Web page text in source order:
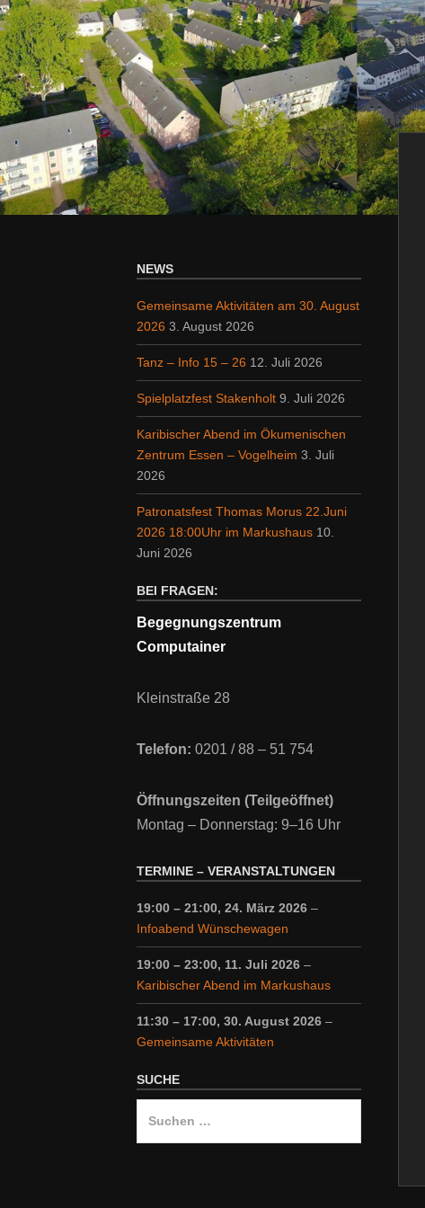
NEWS
Gemeinsame Aktivitäten am 30. August
2026 3. August 2026
Tanz – Info 15 – 26 12. Juli 2026
Spielplatzfest Stakenholt 9. Juli 2026
Karibischer Abend im Ökumenischen
Zentrum Essen – Vogelheim 3. Juli
2026
Patronatsfest Thomas Morus 22.Juni
2026 18:00Uhr im Markushaus 10.
Juni 2026
BEI FRAGEN:
Begegnungszentrum
Computainer
Kleinstraße 28
Telefon: 0201 / 88 – 51 754
Öffnungszeiten (Teilgeöffnet)
Montag – Donnerstag: 9–16 Uhr
TERMINE – VERANSTALTUNGEN
19:00 – 21:00, 24. März 2026 –
Infoabend Wünschewagen
19:00 – 23:00, 11. Juli 2026 –
Karibischer Abend im Markushaus
11:30 – 17:00, 30. August 2026 –
Gemeinsame Aktivitäten
SUCHE